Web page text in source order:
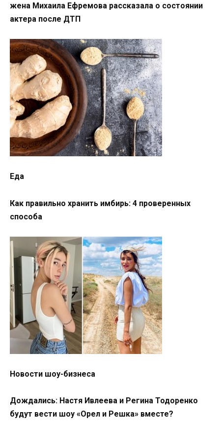
жена Михаила Ефремова рассказала о состоянии
актера после ДТП
Еда
Как правильно хранить имбирь: 4 проверенных
способа
Новости шоу-бизнеса
Дождались: Настя Ивлеева и Регина Тодоренко
будут вести шоу «Орел и Решка» вместе?